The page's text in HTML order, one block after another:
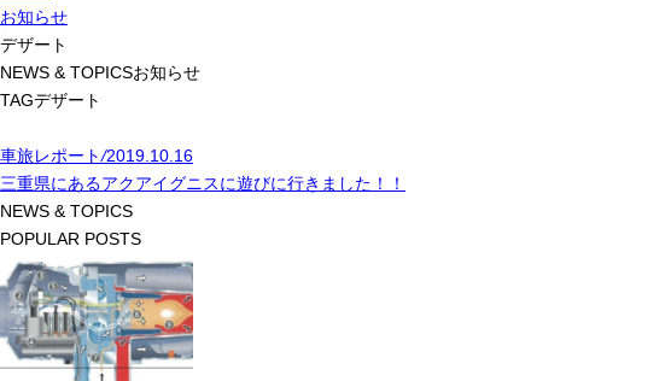
お知らせ
デザート
NEWS & TOPICSお知らせ
TAGデザート
車旅レポート/2019.10.16
三重県にあるアクアイグニスに遊びに行きました！！
NEWS & TOPICS
POPULAR POSTS